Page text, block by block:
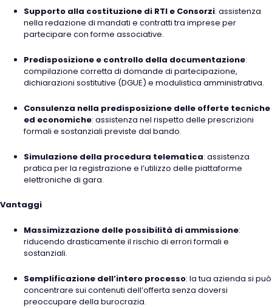
Supporto alla costituzione di RTI e Consorzi: assistenza
nella redazione di mandati e contratti tra imprese per
partecipare con forme associative.
Predisposizione e controllo della documentazione:
compilazione corretta di domande di partecipazione,
dichiarazioni sostitutive (DGUE) e modulistica amministrativa.
Consulenza nella predisposizione delle offerte tecniche
ed economiche: assistenza nel rispetto delle prescrizioni
formali e sostanziali previste dal bando.
Simulazione della procedura telematica: assistenza
pratica per la registrazione e l’utilizzo delle piattaforme
elettroniche di gara.
Vantaggi
Massimizzazione delle possibilità di ammissione:
riducendo drasticamente il rischio di errori formali e
sostanziali.
Semplificazione dell’intero processo: la tua azienda si può
concentrare sui contenuti dell’offerta senza doversi
preoccupare della burocrazia.